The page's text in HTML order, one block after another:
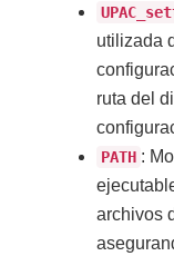
utilizada
ruta del
PATH :
archivos